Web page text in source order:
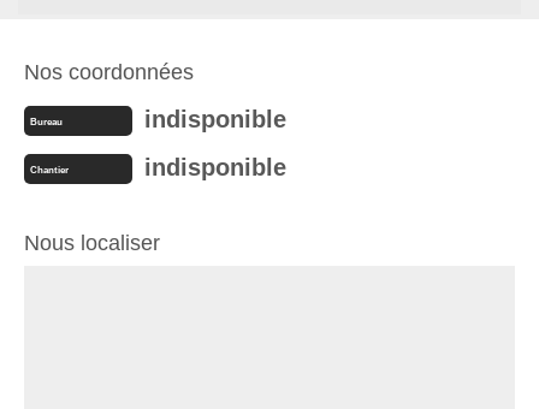
Nos coordonnées
Bureau indisponible
Chantier indisponible
Nous localiser